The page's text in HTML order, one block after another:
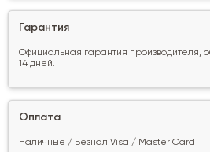
Гарантия
Официальная гарантия производителя,
14 дней.
Оплата
Наличные / Безнал Visa / Master Card